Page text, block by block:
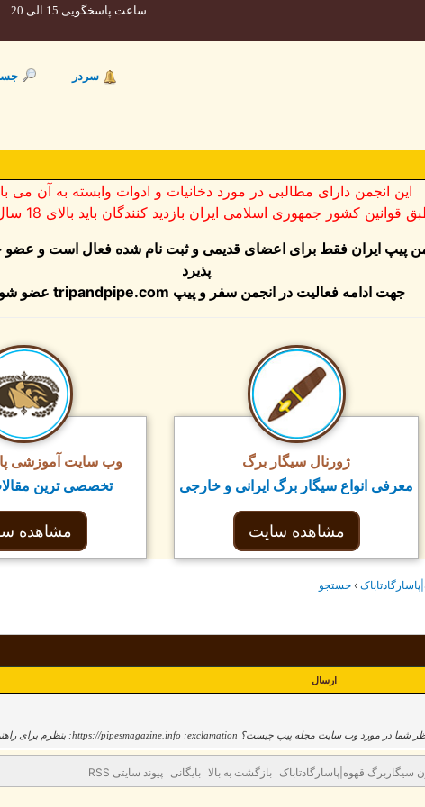
ساعت پاسخگویی 15 الی 20
سردر
این انجمن دارای مطالبی در مورد دخانیات و ادوات وابسته به آن می
قوانین کشور جمهوری اسلامی ایران بازدید کنندگان باید بالای 18 سال باشند
پیپ ایران فقط برای اعضای قدیمی و ثبت نام شده فعال است و عضو
پذیرد
جهت ادامه فعالیت در انجمن سفر و پیپ tripandpipe.comعضو
ژورنال سیگار برگ
معرفی انواع سیگار برگ ایرانی و خارجی
مشاهده سایت
وب سایت آموزشی
تخصصی ترین
مشاهده
›جستجو
ارسال
سيگاربرگ قهوه|پاسارگادتاباک بازگشت به بالا بایگانی پیوند سایتی RSS